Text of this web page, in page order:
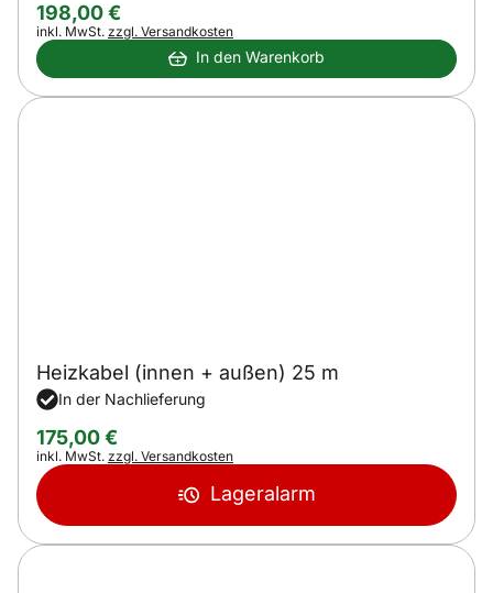
198,00€
Steuerhinweis:
inkl. MwSt. zzgl. Versandkosten
In den Warenkorb
Heizkabel (innen + außen) 25 m
In der Nachlieferung
175,00€
Steuerhinweis:
inkl. MwSt. zzgl. Versandkosten
Lageralarm